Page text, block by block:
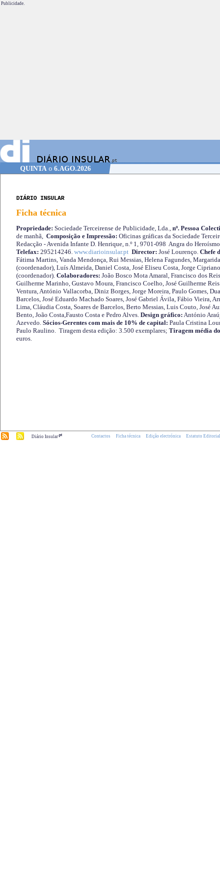
Publicidade.
QUINTAo 6.AGO.2026
DIÁRIO INSULAR
Ficha técnica
Propriedade: Sociedade Terceirense de Publicidade, Lda., nº. Pessoa
de manhã, Composição e Impressão: Oficinas gráficas da Sociedade
Redacção - Avenida Infante D. Henrique, n.º 1, 9701-098 Angra do
Telefax: 295214246. www.diarioinsular.pt Director: José Lourenço. Chefe
Fátima Martins, Vanda Mendonça, Rui Messias, Helena Fagundes,
(coordenador), Luís Almeida, Daniel Costa, José Eliseu Costa, Jorge
(coordenador). Colaboradores: João Bosco Mota Amaral, Francisco dos
Guilherme Marinho, Gustavo Moura, Francisco Coelho, José Guilherme
Ventura, António Vallacorba, Diniz Borges, Jorge Moreira, Paulo Gomes,
Barcelos, José Eduardo Machado Soares, José Gabriel Ávila, Fábio Vieira,
Lima, Cláudia Costa, Soares de Barcelos, Berto Messias, Luis Couto, José
Bento, João Costa,Fausto Costa e Pedro Alves. Design gráfico: António
Azevedo. Sócios-Gerentes com mais de 10% de capital: Paula Cristina
Paulo Raulino. Tiragem desta edição: 3.500 exemplares; Tiragem média
euros.
Diário Insular.pt Contactos Ficha técnica Edição electrónica Estatuto Editorial